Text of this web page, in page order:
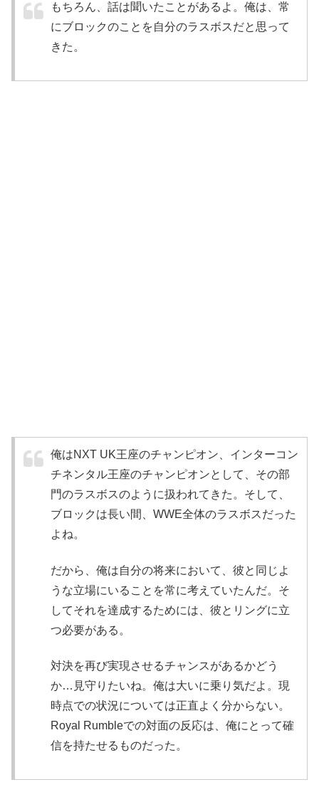
もちろん、話は聞いたことがあるよ。俺は、常
にブロックのことを自分のラスボスだと思って
きた。
俺はNXT UK王座のチャンピオン、インターコン
チネンタル王座のチャンピオンとして、その部
門のラスボスのように扱われてきた。そして、
ブロックは長い間、WWE全体のラスボスだった
よね。
だから、俺は自分の将来において、彼と同じよ
うな立場にいることを常に考えていたんだ。そ
してそれを達成するためには、彼とリングに立
つ必要がある。
対決を再び実現させるチャンスがあるかどう
か…見守りたいね。俺は大いに乗り気だよ。現
時点での状況については正直よく分からない。
Royal Rumbleでの対面の反応は、俺にとって確
信を持たせるものだった。